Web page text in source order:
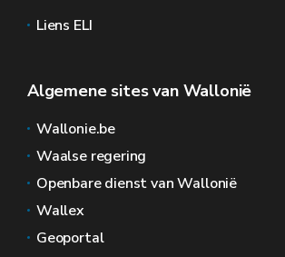
Liens ELI
Algemene sites van Wallonië
Wallonie.be
Waalse regering
Openbare dienst van Wallonië
Wallex
Geoportal